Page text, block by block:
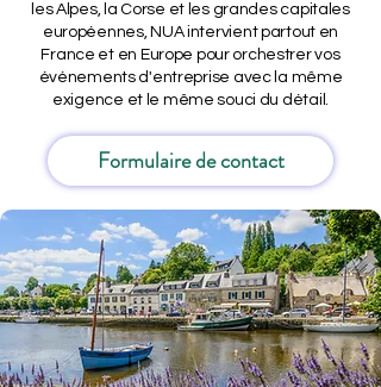
les Alpes, la Corse et les grandes capitales
européennes, NUA intervient partout en
France et en Europe pour orchestrer vos
événements d'entreprise avec la même
exigence et le même souci du détail.
Formulaire de contact